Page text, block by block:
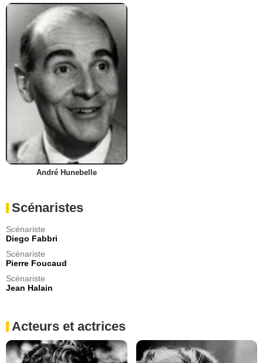
André Hunebelle
Scénaristes
Scénariste
Diego Fabbri
Scénariste
Pierre Foucaud
Scénariste
Jean Halain
Acteurs et actrices